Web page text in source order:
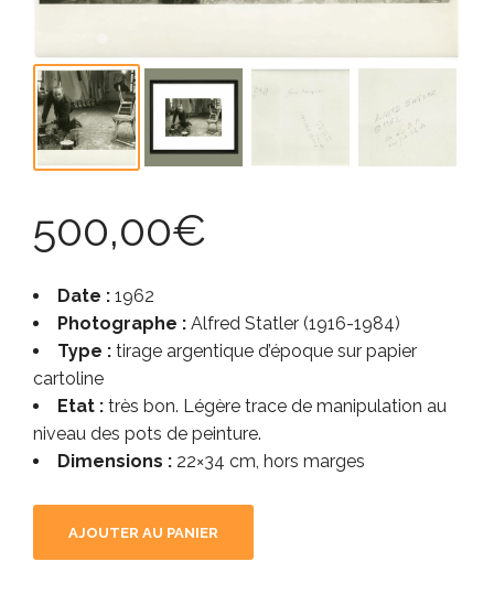
500,00€
Date : 1962
Photographe : Alfred Statler (1916-1984)
Type : tirage argentique d’époque sur papier
cartoline
Etat : très bon. Légère trace de manipulation au
niveau des pots de peinture.
Dimensions : 22×34 cm, hors marges
AJOUTER AU PANIER